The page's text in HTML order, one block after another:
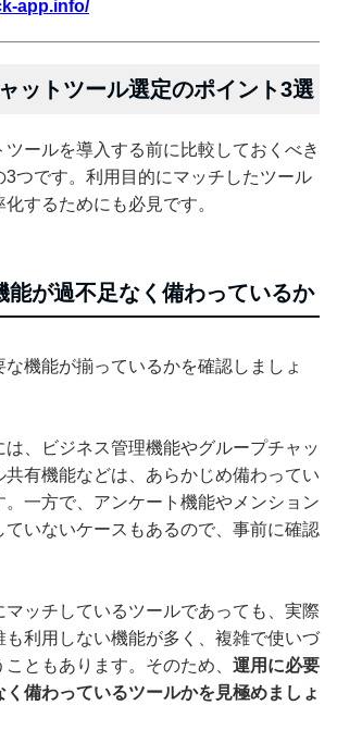
app.info/
ットツール選定のポイント3選
ツールを導入する前に比較しておくべき
3つです。利用目的にマッチしたツール
するためにも必見です。
能が過不足なく備わっているか
な機能が揃っているかを確認しましょ
、ビジネス管理機能やグループチャッ
共有機能などは、あらかじめ備わってい
。一方で、アンケート機能やメンション
ていないケースもあるので、事前に確認
マッチしているツールであっても、実際
も利用しない機能が多く、複雑で使いづ
ともあります。そのため、 運用に必要
備わっているツールかを見極めましょ